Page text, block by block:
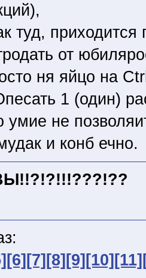
туд,
от
ня яйцо на
1 (один)
умие не
и конб ечно.
[6] [7] [8] [9] [10] [11]